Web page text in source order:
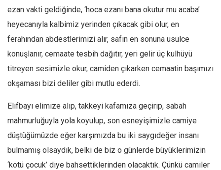
ezan vakti geldiğinde, ‘hoca ezanı bana okutur mu acaba’
heyecanıyla kalbimiz yerinden çıkacak gibi olur, en
ferahından abdestlerimizi alır, safın en sonuna usulce
konuşlanır, cemaate tesbih dağıtır, yeri gelir üç kulhüyü
titreyen sesimizle okur, camiden çıkarken cemaatin başımızı
okşaması bizi deliler gibi mutlu ederdi.
Elifbayı elimize alıp, takkeyi kafamıza geçirip, sabah
mahmurluğuyla yola koyulup, son esneyişimizle camiye
düştüğümüzde eğer karşımızda bu iki saygıdeğer insanı
bulmamış olsaydık, belki de biz o günlerde büyüklerimizin
‘kötü çocuk’ diye bahsettiklerinden olacaktık. Çünkü camiler